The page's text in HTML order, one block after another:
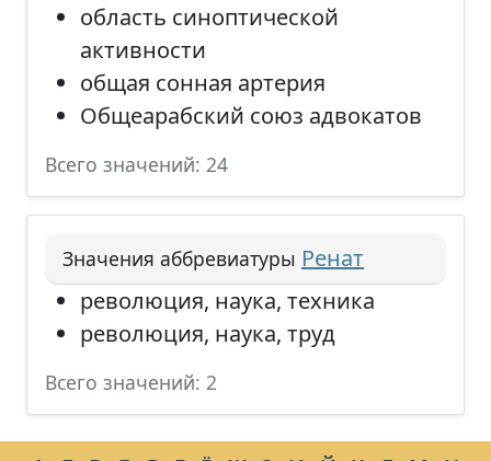
область синоптической
активности
общая сонная артерия
Общеарабский союз адвокатов
Всего значений: 24
Значения аббревиатуры Ренат
революция, наука, техника
революция, наука, труд
Всего значений: 2